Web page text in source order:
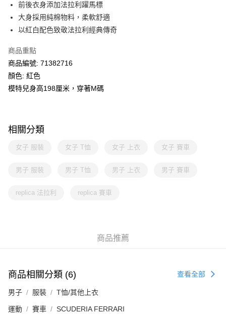
每筆HK$30.00，滿HK$399.00或以上免運費
滿$599可享澳門免運費優惠
前後衣身添加法拉利躍馬標
大身採用純棉物料，柔軟舒適
以紅白配色致敬法拉利經典傳奇
商品重點
商品編號: 71382716
顏色: 紅色
模特兒身高198厘米，穿著M碼
相關分類
女子 服裝 女子 T恤 女子 上衣 女子 賽車
男子 服裝 男子 T恤 男子 上衣 男子 賽車
replica 法拉利 replica 賽車
商品推薦
商品相關分類 (6) 查看全部
男子 服裝 T恤/其他上衣
運動 賽車 SCUDERIA FERRARI